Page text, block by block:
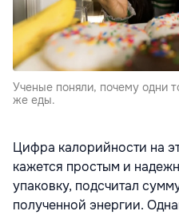
Ученые поняли, почему одни
же еды.
Цифра калорийности на
кажется простым и
упаковку, подсчитал
полученной энергии.